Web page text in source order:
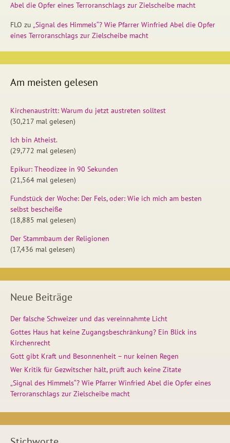
Abel die Opfer eines Terroranschlags zur Zielscheibe macht
FLO zu „Signal des Himmels“? Wie Pfarrer Winfried Abel die Opfer
eines Terroranschlags zur Zielscheibe macht
Am meisten gelesen
Kirchenaustritt: Warum du jetzt austreten solltest
(30,217 mal gelesen)
Ich bin Atheist.
(29,772 mal gelesen)
Epikur: Theodizee in 90 Sekunden
(21,564 mal gelesen)
Fundstück der Woche: Der Fels, oder: Wie ich mich am besten
selbst bescheiße
(18,885 mal gelesen)
Der Stammbaum der Religionen
(17,436 mal gelesen)
Neue Beiträge
Der falsche Schweizer und das vereinnahmte Licht
Gottes Haus hat keine Zugangsbeschränkung? Ein Blick ins
Kirchenrecht
Gott gibt Kraft und Besonnenheit – nur keinen Regen
Wer Kritik für Gezwitscher hält, prüft auch keine Zitate
„Signal des Himmels“? Wie Pfarrer Winfried Abel die Opfer eines
Terroranschlags zur Zielscheibe macht